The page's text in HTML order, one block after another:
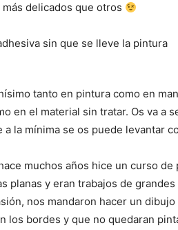
delicados que otros
tanto en pintura como en
en el material sin tratar. Os va a
la mínima se os puede levantar
muchos años hice un curso
planas y eran trabajos de
nos mandaron hacer un
los bordes y que no quedaran